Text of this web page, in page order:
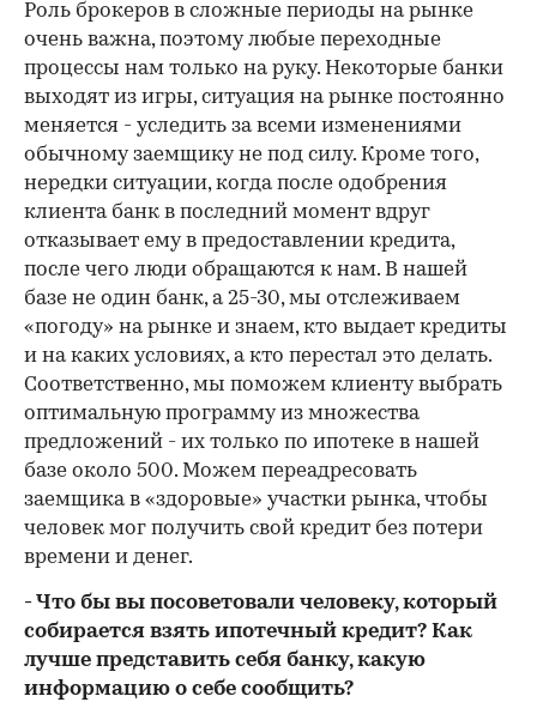
Роль брокеров в сложные периоды на рынке
очень важна, поэтому любые переходные
процессы нам только на руку. Некоторые банки
выходят из игры, ситуация на рынке постоянно
меняется - уследить за всеми изменениями
обычному заемщику не под силу. Кроме того,
нередки ситуации, когда после одобрения
клиента банк в последний момент вдруг
отказывает ему в предоставлении кредита,
после чего люди обращаются к нам. В нашей
базе не один банк, а 25-30, мы отслеживаем
«погоду» на рынке и знаем, кто выдает кредиты
и на каких условиях, а кто перестал это делать.
Соответственно, мы поможем клиенту выбрать
оптимальную программу из множества
предложений - их только по ипотеке в нашей
базе около 500. Можем переадресовать
заемщика в «здоровые» участки рынка, чтобы
человек мог получить свой кредит без потери
времени и денег.
- Что бы вы посоветовали человеку, который
собирается взять ипотечный кредит? Как
лучше представить себя банку, какую
информацию о себе сообщить?